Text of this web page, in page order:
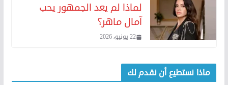
لماذا لم يعد الجمهور يحب
آمال ماهر؟
22 يونيو، 2026
ماذا نستطيع أن نقدم لك